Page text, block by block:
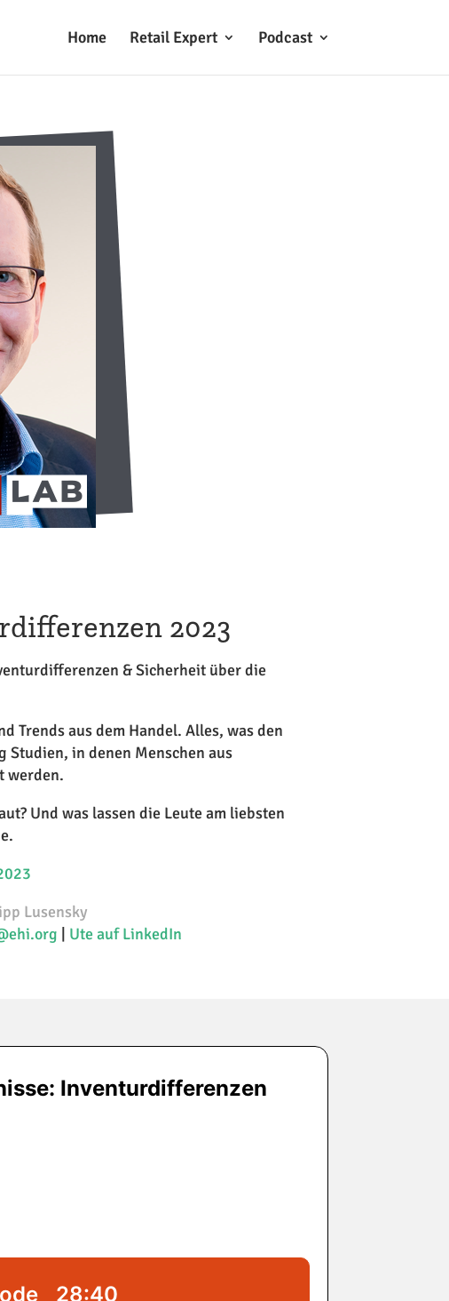
Home Retail Expert Podcast
2023
& Sicherheit über die
Trends aus dem Handel. Alles, was den
Studien, in denen Menschen aus
werden.
Und was lassen die Leute am liebsten
Lusensky
| Ute auf LinkedIn